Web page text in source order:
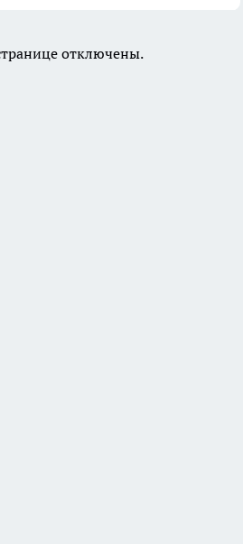
отключены.